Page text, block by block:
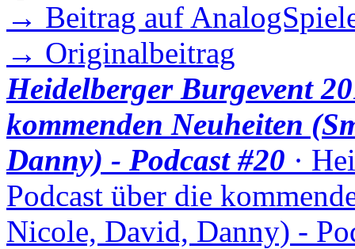
→ Beitrag auf
→ Originalbeitrag
Heidelberger Burgevent
kommenden Neuheiten
Danny) - Podcast #20 ·
Podcast über die
Nicole, David, Danny) -